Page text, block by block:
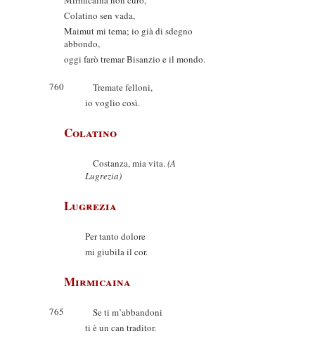
Colatino sen vada,
Maimut mi tema; io già di sdegno
abbondo,
oggi farò tremar Bisanzio e il mondo.
760
Tremate felloni,
io voglio così.
Colatino
Costanza, mia vita.(A
Lugrezia)
Lugrezia
Per tanto dolore
mi giubila il cor.
Mirmicaina
765
Se ti m’abbandoni
ti è un can traditor.